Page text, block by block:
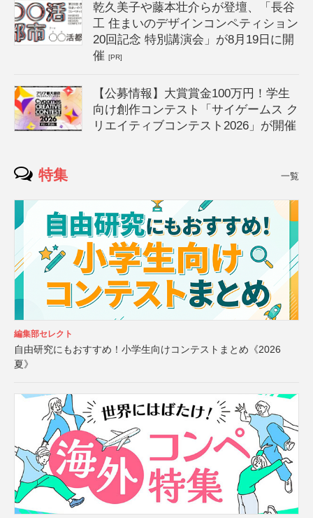
乾久美子や藤本壮介らが登壇、「長谷
工 住まいのデザインコンペティション
20回記念 特別講演会」が8月19日に開
催[PR]
【公募情報】大賞賞金100万円！学生
向け創作コンテスト「サイゲームス ク
リエイティブコンテスト2026」が開催
特集 一覧
編集部セレクト
自由研究にもおすすめ！小学生向けコンテストまとめ《2026
夏》